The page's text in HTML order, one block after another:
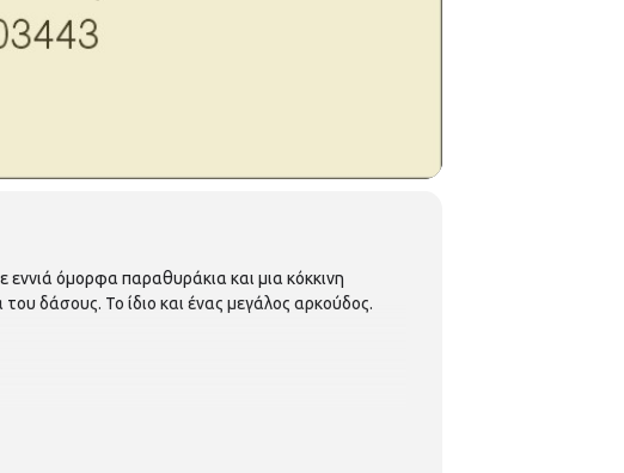
εννιά όμορφα παραθυράκια και μια κόκκινη
του δάσους. Το ίδιο και ένας μεγάλος αρκούδος.